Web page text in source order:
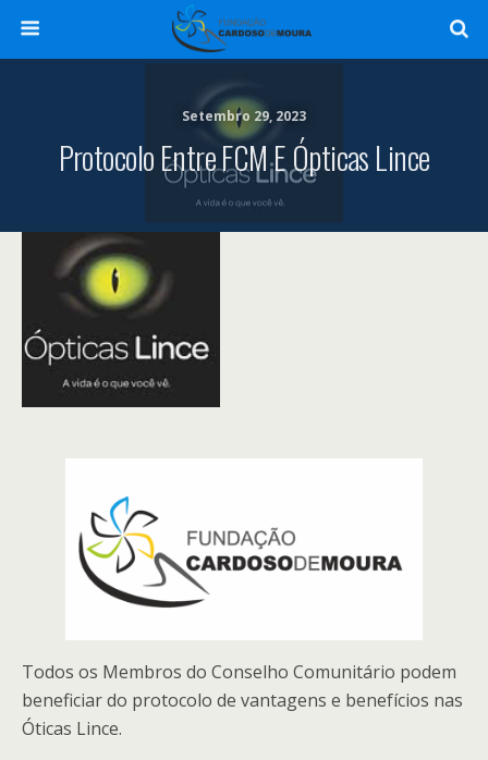
Setembro 29, 2023
Protocolo Entre FCM E Ópticas Lince
Todos os Membros do Conselho Comunitário podem
beneficiar do protocolo de vantagens e benefícios nas
Óticas Lince.